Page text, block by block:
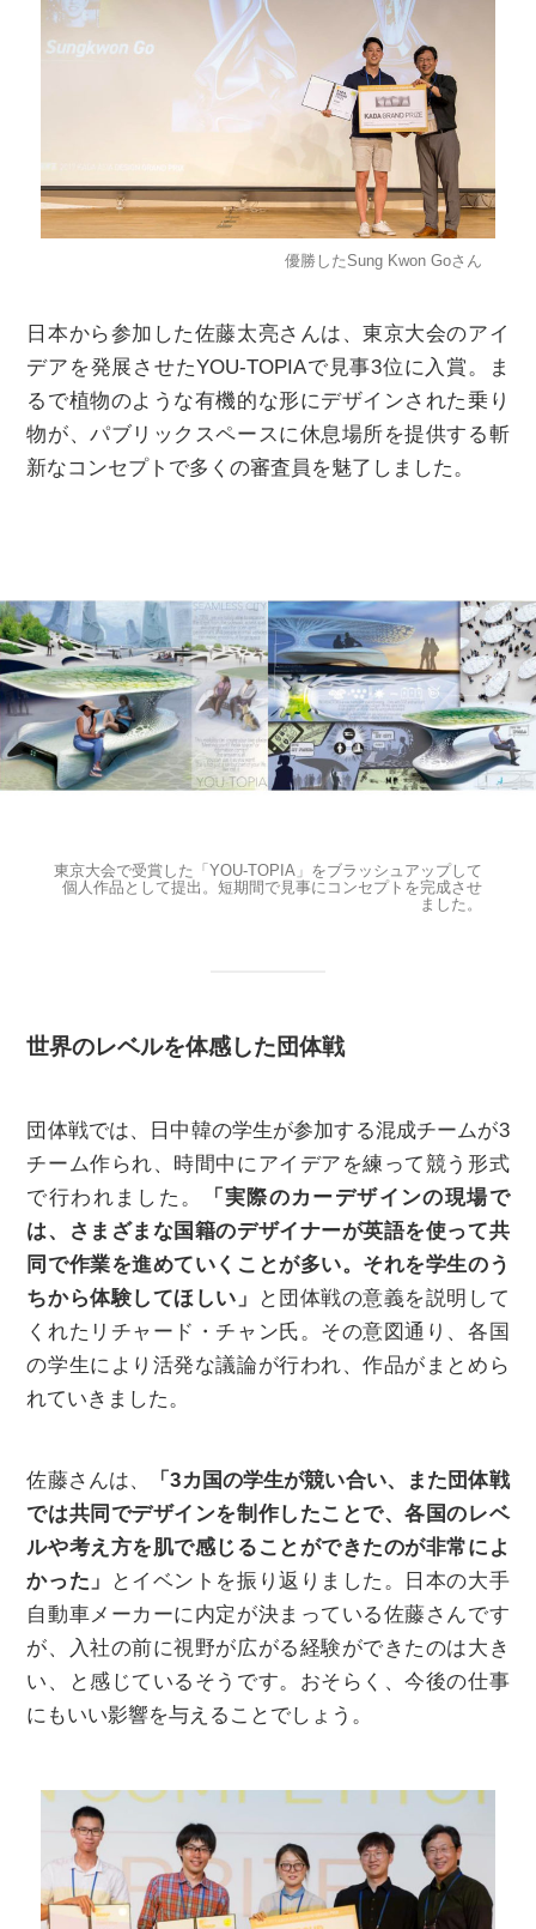
優勝したSung Kwon Goさん
日本から参加した佐藤太亮さんは、東京大会のアイ
デアを発展させたYOU-TOPIAで見事3位に入賞。ま
るで植物のような有機的な形にデザインされた乗り
物が、パブリックスペースに休息場所を提供する斬
新なコンセプトで多くの審査員を魅了しました。
東京大会で受賞した「YOU-TOPIA」をブラッシュアップして
個人作品として提出。短期間で見事にコンセプトを完成させ
ました。
世界のレベルを体感した団体戦
団体戦では、日中韓の学生が参加する混成チームが3
チーム作られ、時間中にアイデアを練って競う形式
で行われました。
「実際のカーデザインの現場で
は、さまざまな国籍のデザイナーが英語を使って共
同で作業を進めていくことが多い。それを学生のう
ちから体験してほしい」
と団体戦の意義を説明して
くれたリチャード・チャン氏。その意図通り、各国
の学生により活発な議論が行われ、作品がまとめら
れていきました。
佐藤さんは、
「3カ国の学生が競い合い、また団体戦
では共同でデザインを制作したことで、各国のレベ
ルや考え方を肌で感じることができたのが非常によ
かった」
とイベントを振り返りました。日本の大手
自動車メーカーに内定が決まっている佐藤さんです
が、入社の前に視野が広がる経験ができたのは大き
い、と感じているそうです。おそらく、今後の仕事
にもいい影響を与えることでしょう。